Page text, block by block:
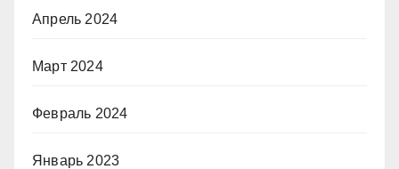
Апрель 2024
Март 2024
Февраль 2024
Январь 2023